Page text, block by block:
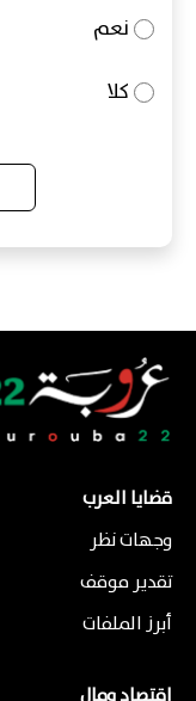
نعم
كلا
قضايا العرب
وجهات نظر
تقدير موقف
أبرز الملفات